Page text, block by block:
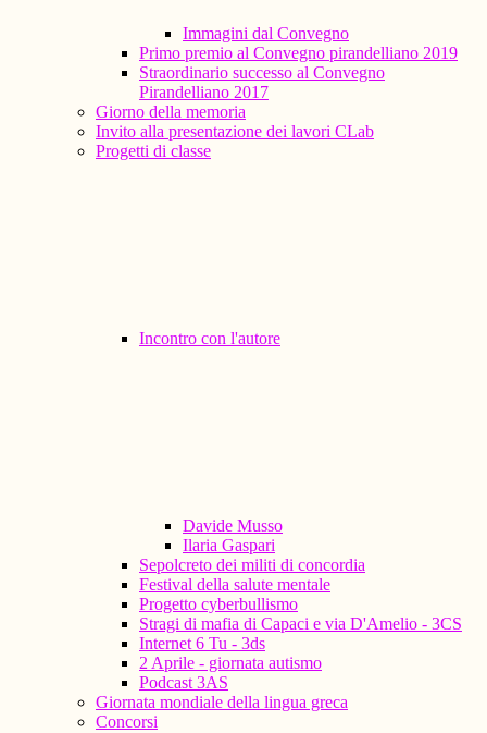
Immagini dal Convegno
Primo premio al Convegno pirandelliano 2019
Straordinario successo al Convegno
Pirandelliano 2017
Giorno della memoria
Invito alla presentazione dei lavori CLab
Progetti di classe
Incontro con l'autore
Davide Musso
Ilaria Gaspari
Sepolcreto dei militi di concordia
Festival della salute mentale
Progetto cyberbullismo
Stragi di mafia di Capaci e via D'Amelio - 3CS
Internet 6 Tu - 3ds
2 Aprile - giornata autismo
Podcast 3AS
Giornata mondiale della lingua greca
Concorsi